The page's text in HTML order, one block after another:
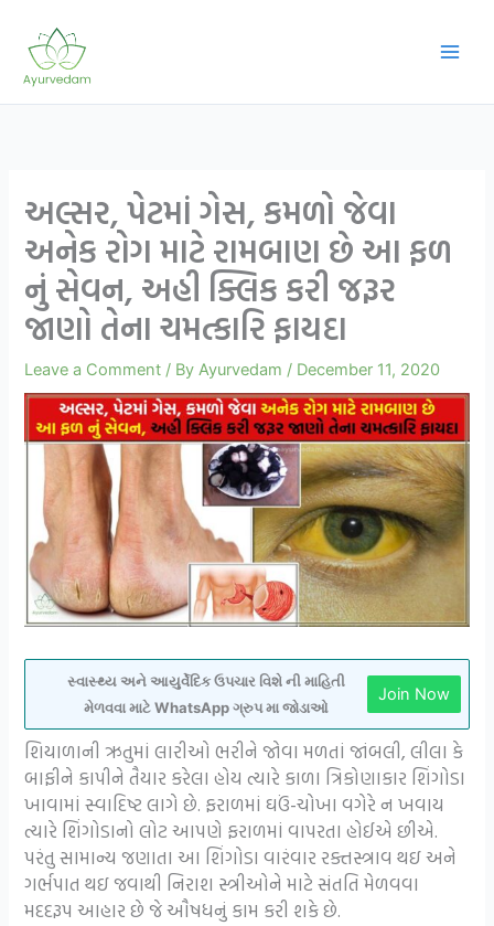
content
અલ્સર, પેટમાં ગેસ, કમળો જેવા
અનેક રોગ માટે રામબાણ છે આ ફળ
નું સેવન, અહી ક્લિક કરી જરૂર
જાણો તેના ચમત્કારિ ફાયદા
Leave a Comment / ByAyurvedam / December 11, 2020
સ્વાસ્થ્ય અને આયુર્વેદિક ઉપચાર વિશે ની માહિતી
મેળવવા માટે WhatsApp ગ્રુપ મા જોડાઓ
Join Now
શિયાળાની ઋતુમાં લારીઓ ભરીને જોવા મળતાં જાંબલી, લીલા કે
બાફીને કાપીને તૈયાર કરેલા હોય ત્યારે કાળા ત્રિકોણાકાર શિંગોડા
ખાવામાં સ્વાદિષ્ટ લાગે છે. ફરાળમાં ઘઉં-ચોખા વગેરે ન ખવાય
ત્યારે શિંગોડાનો લોટ આપણે ફરાળમાં વાપરતા હોઈએ છીએ.
પરંતુ સામાન્ય જણાતા આ શિંગોડા વારંવાર રક્તસ્ત્રાવ થઇ અને
ગર્ભપાત થઇ જવાથી નિરાશ સ્ત્રીઓને માટે સંતતિ મેળવવા
મદદરૂપ આહાર છે જે ઔષધનું કામ કરી શકે છે.